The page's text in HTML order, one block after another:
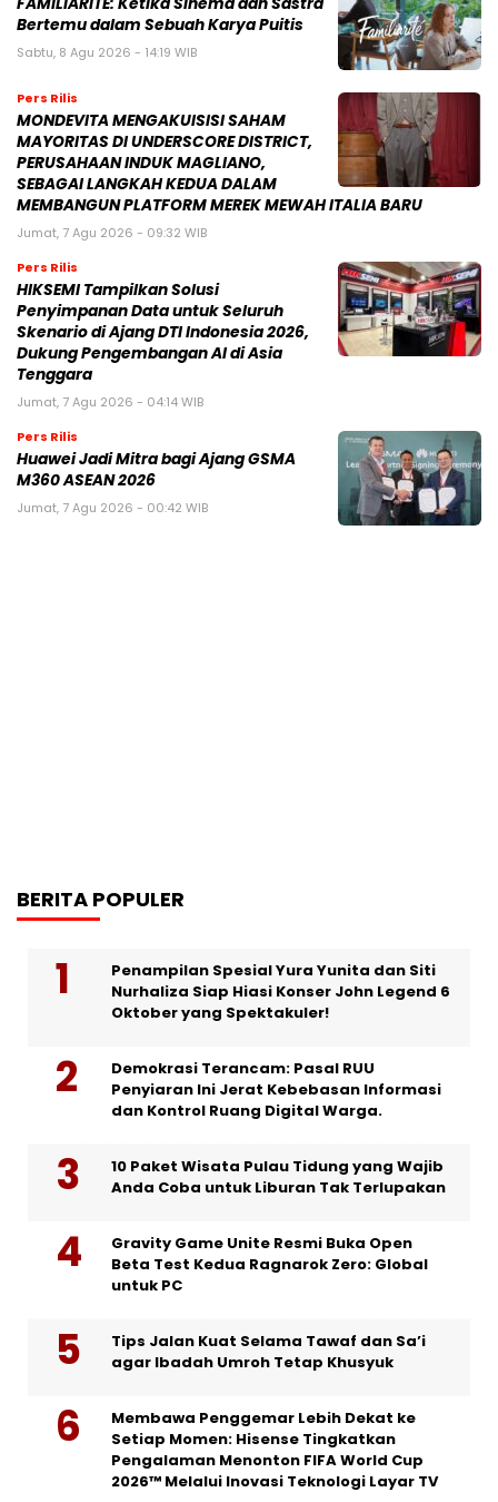
Bertemu dalam Sebuah Karya Puitis
Sabtu, 8 Agu 2026 - 14:19 WIB
Pers Rilis
MONDEVITA MENGAKUISISI SAHAM
MAYORITAS DI UNDERSCORE DISTRICT,
PERUSAHAAN INDUK MAGLIANO,
SEBAGAI LANGKAH KEDUA DALAM
MEMBANGUN PLATFORM MEREK MEWAH ITALIA BARU
Jumat, 7 Agu 2026 - 09:32 WIB
Pers Rilis
HIKSEMI Tampilkan Solusi
Penyimpanan Data untuk Seluruh
Skenario di Ajang DTI Indonesia 2026,
Dukung Pengembangan AI di Asia
Tenggara
Jumat, 7 Agu 2026 - 04:14 WIB
Pers Rilis
Huawei Jadi Mitra bagi Ajang GSMA
M360 ASEAN 2026
Jumat, 7 Agu 2026 - 00:42 WIB
BERITA POPULER
Penampilan Spesial Yura Yunita dan Siti
Nurhaliza Siap Hiasi Konser John Legend 6
Oktober yang Spektakuler!
Demokrasi Terancam: Pasal RUU
Penyiaran Ini Jerat Kebebasan Informasi
dan Kontrol Ruang Digital Warga.
10 Paket Wisata Pulau Tidung yang Wajib
Anda Coba untuk Liburan Tak Terlupakan
Gravity Game Unite Resmi Buka Open
Beta Test Kedua Ragnarok Zero: Global
untuk PC
Tips Jalan Kuat Selama Tawaf dan Sa’i
agar Ibadah Umroh Tetap Khusyuk
Membawa Penggemar Lebih Dekat ke
Setiap Momen: Hisense Tingkatkan
Pengalaman Menonton FIFA World Cup
2026™ Melalui Inovasi Teknologi Layar TV